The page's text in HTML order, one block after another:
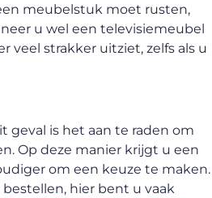
meubelstuk moet rusten,
u wel een televisiemeubel
veel strakker uitziet, zelfs als u
geval is het aan te raden om
Op deze manier krijgt u een
om een keuze te maken.
hier bent u vaak